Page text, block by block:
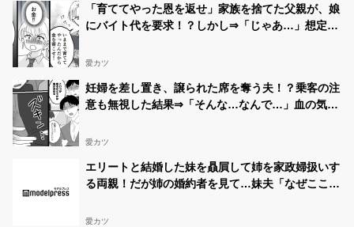
「育ててやった恩を返せ」家族を捨てた父親が、娘
にバイト代を要求！？しかし⇒「じゃあ…」想定外
愛カツ
妊婦を差し置き、譲られた席を奪う夫！？乗客の注
意も無視した結果⇒「そんな…なんで…」血の気が
愛カツ
エリートと結婚した妹を贔屓して姉を家政婦扱いす
る両親！だが姉の婚約者を見て…妹夫「なぜここ
愛カツ